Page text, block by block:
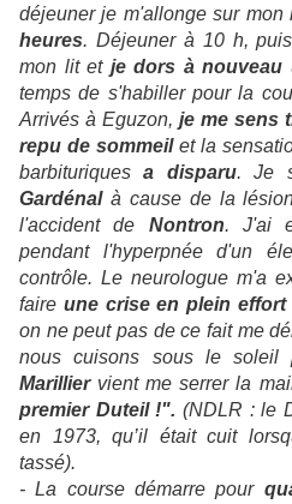
déjeuner je m'allonge sur mon
heures. Déjeuner à 10 h,
mon lit et je dors à nouveau
temps de s'habiller pour la
Arrivés à Eguzon, je me sens
repu de sommeilet la
barbituriquesa disparu. Je
Gardénalà cause de la
l'accident de Nontron. J'ai
pendant l'hyperpnée d'un
contrôle. Le neurologue m'a
faire une crise en plein effort
on ne peut pas de ce fait me
nous cuisons sous le soleil
Marilliervient me serrer la
premier Duteil !". (NDLR : le
en 1973, qu’il était cuit
tassé).
- La course démarre pour